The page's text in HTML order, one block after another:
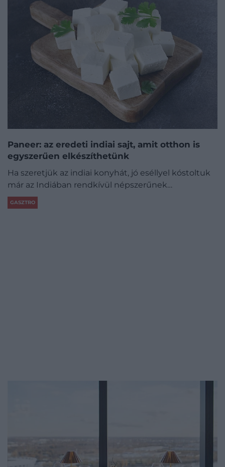
Paneer: az eredeti indiai sajt, amit otthon is
egyszerűen elkészíthetünk
Ha szeretjük az indiai konyhát, jó eséllyel kóstoltuk
már az Indiában rendkívül népszerűnek…
GASZTRO